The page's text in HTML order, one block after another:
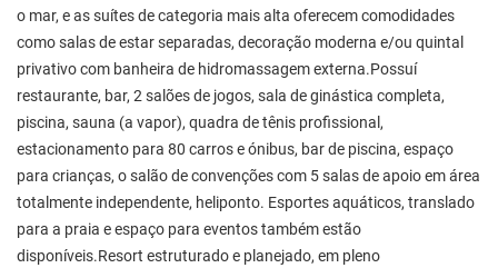
o mar, e as suítes de categoria mais alta oferecem comodidades
como salas de estar separadas, decoração moderna e/ou quintal
privativo com banheira de hidromassagem externa.Possuí
restaurante, bar, 2 salões de jogos, sala de ginástica completa,
piscina, sauna (a vapor), quadra de tênis profissional,
estacionamento para 80 carros e ónibus, bar de piscina, espaço
para crianças, o salão de convenções com 5 salas de apoio em área
totalmente independente, heliponto. Esportes aquáticos, translado
para a praia e espaço para eventos também estão
disponíveis.Resort estruturado e planejado, em pleno